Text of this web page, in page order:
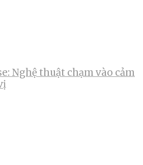
Nghệ thuật chạm vào cảm